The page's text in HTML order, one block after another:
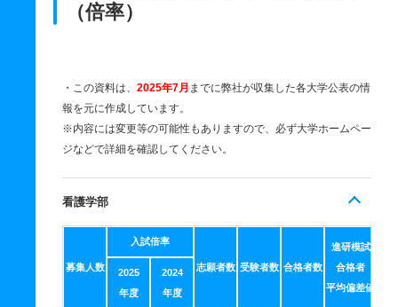
（倍率）
・この資料は、 2025年7月 までに弊社が収集した各大学公表の情
報を元に作成しています。
※内容には変更等の可能性もありますので、必ず大学ホームペー
ジなどで詳細を確認してください。
看護学部
募集人数
入試倍率
志願者数 受験者数 合格者数
進研模試
合格者
平均偏差値
2025
年度
2024
年度